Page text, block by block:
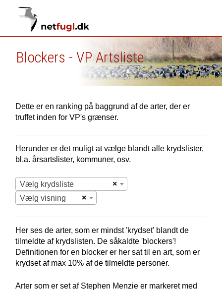
Blockers - VP Artsliste
Dette er en ranking på baggrund af de arter, der er
truffet inden for VP's grænser.
Herunder er det muligt at vælge blandt alle krydslister,
bl.a. årsartslister, kommuner, osv.
×
Vælg krydsliste
×
Vælg visning
Her ses de arter, som er mindst 'krydset' blandt de
tilmeldte af krydslisten. De såkaldte 'blockers'!
Definitionen for en blocker er her sat til en art, som er
krydset af max 10% af de tilmeldte personer.
Arter som er set af Stephen Menzie er markeret med